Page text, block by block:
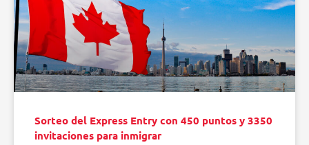
Sorteo del Express Entry con 450 puntos y 3350
invitaciones para inmigrar